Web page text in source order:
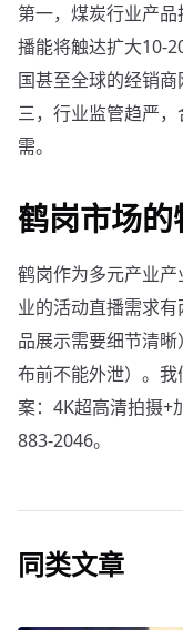
第一，煤炭行业产
播能将触达扩大10-
国甚至全球的经销
三，行业监管趋严
需。
鹤岗市场的
鹤岗作为多元产业
业的活动直播需求
品展示需要细节清
布前不能外泄）。
案：4K超高清拍摄+
883-2046。
同类文章